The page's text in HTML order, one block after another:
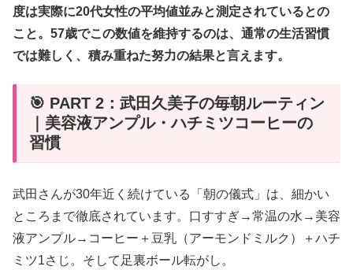
度は実際に20代女性の平均値並みと測定されているとの
こと。57歳でこの数値を維持するのは、通常の生活習慣
では難しく、積み重ねた努力の結果と言えます。
🎯 PART 2：武田久美子の毎朝ルーティン
｜美容液アンプル・ハチミツコーヒーの
習慣
武田さんが30年近く続けている「朝の儀式」は、細かい
ところまで徹底されています。口すすぎ→常温の水→美容
液アンプル→コーヒー＋豆乳（アーモンドミルク）＋ハチ
ミツ1さじ。そして足裏ボール転がし。